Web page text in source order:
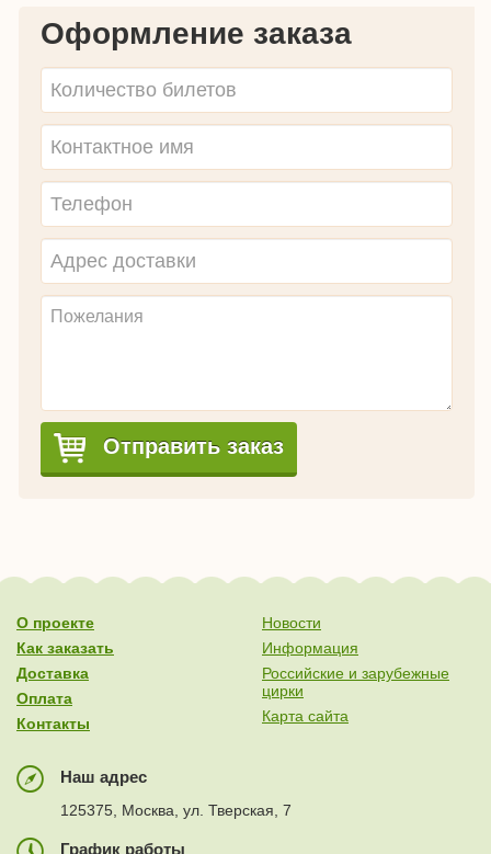
Оформление заказа
Отправить заказ
О проекте
Как заказать
Доставка
Оплата
Контакты
Новости
Информация
Российские и зарубежные
цирки
Карта сайта
Наш адрес
125375, Москва, ул. Тверская, 7
График работы